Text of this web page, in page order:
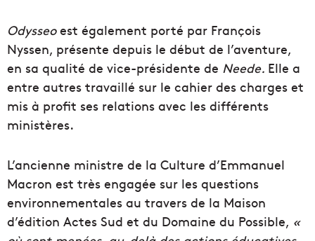
Odysseoest également porté par François
Nyssen, présente depuis le début de l’aventure,
en sa qualité de vice-présidente de Neede. Elle a
entre autres travaillé sur le cahier des charges et
mis à profit ses relations avec les différents
ministères.
L’ancienne ministre de la Culture d’Emmanuel
Macron est très engagée sur les questions
environnementales au travers de la Maison
d’édition Actes Sud et du Domaine du Possible, «